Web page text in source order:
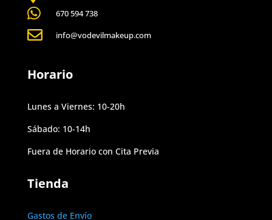
 670 594 738
 info@vodevilmakeup.com
Horario
Lunes a Viernes: 10-20h
Sábado: 10-14h
Fuera de Horario con Cita Previa
Tienda
Gastos de Envío